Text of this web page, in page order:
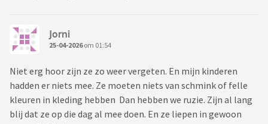
Jorni
25-04-2026om 01:54
Niet erg hoor zijn ze zo weer vergeten. En mijn kinderen
hadden er niets mee. Ze moeten niets van schmink of felle
kleuren in kleding hebben Dan hebben we ruzie. Zijn al lang
blij dat ze op die dag al mee doen. En ze liepen in gewoon